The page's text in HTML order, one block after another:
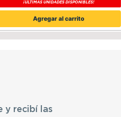
¡ÚLTIMAS UNIDADES DISPONIBLES!
Agregar al carrito
y recibí las